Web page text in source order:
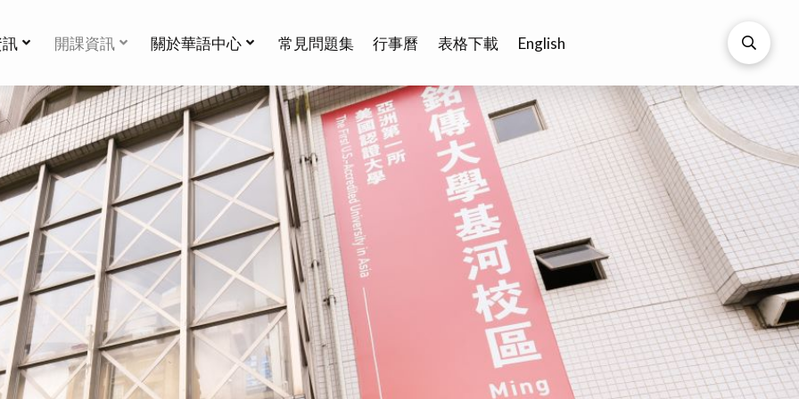
開課資訊 關於華語中心 常見問題集 行事曆 表格下載 English